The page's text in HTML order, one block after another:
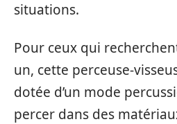
situations.
Pour ceux qui
un, cette perceuse-
dotée d’un mode
percer dans des